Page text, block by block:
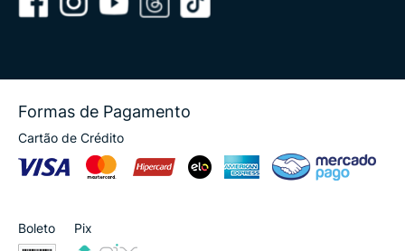
Formas de Pagamento
Cartão de Crédito
Boleto Pix